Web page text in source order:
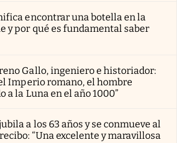
encontrar una botella en la
y por qué es fundamental saber
Gallo, ingeniero e historiador:
Imperio romano, el hombre
a la Luna en el año 1000”
a los 63 años y se conmueve al
“Una excelente y maravillosa